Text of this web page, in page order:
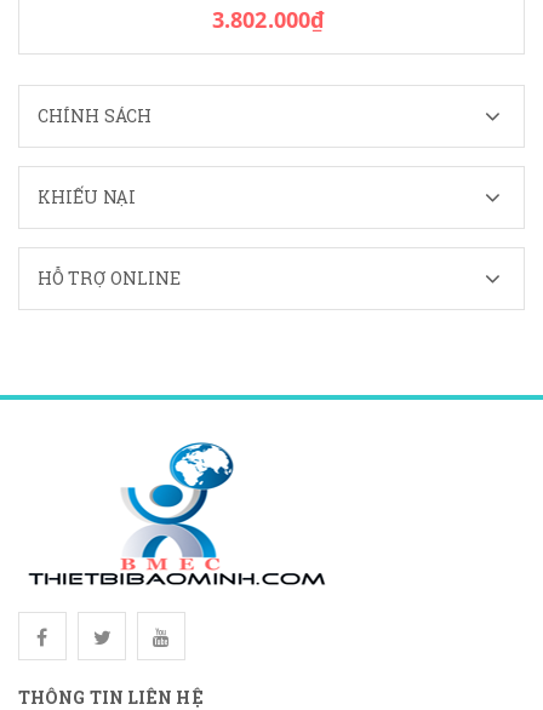
3.802.000₫
CHÍNH SÁCH
KHIẾU NẠI
HỖ TRỢ ONLINE
THÔNG TIN LIÊN HỆ